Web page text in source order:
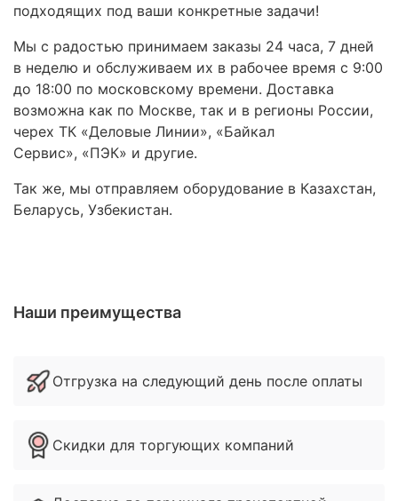
подходящих под ваши конкретные задачи!
Мы с радостью принимаем заказы 24 часа, 7 дней
в неделю и обслуживаем их в рабочее время с 9:00
до 18:00 по московскому времени. Доставка
возможна как по Москве, так и в регионы России,
черех ТК «Деловые Линии», «Байкал
Сервис», «ПЭК» и другие.
Так же, мы отправляем оборудование в Казахстан,
Беларусь, Узбекистан.
Наши преимущества
Отгрузка на следующий день после оплаты
Скидки для торгующих компаний